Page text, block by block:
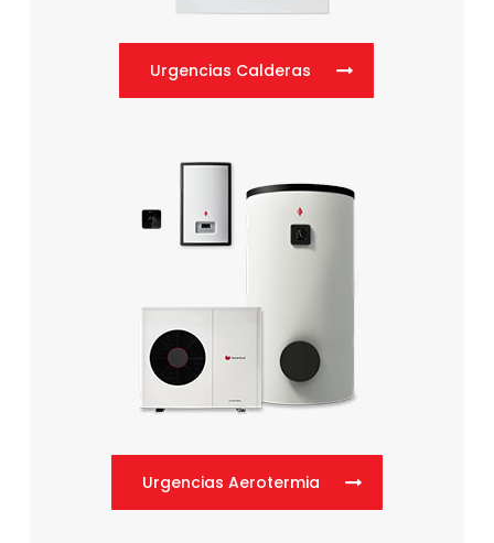
Urgencias Calderas
Urgencias Aerotermia